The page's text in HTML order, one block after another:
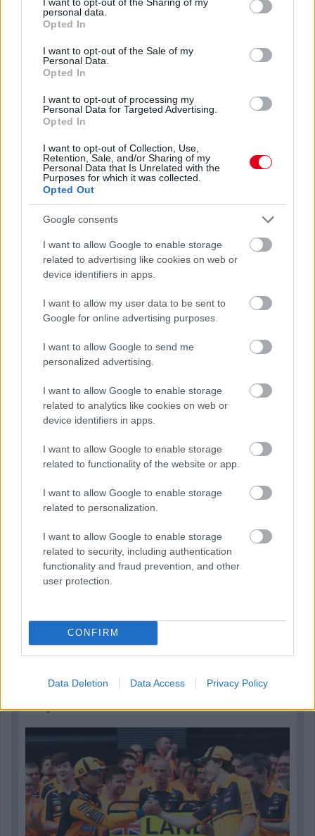
grant or deny consent to Google and its third-party tags to
use your data for below specified purposes in below Google
consent section.
personal data.
Opted In
I want to opt-out of the Sale of my
Personal Data.
Opted In
I want to opt-out of processing my
Personal Data for Targeted Advertising.
Opted In
I want to opt-out of Collection, Use,
Retention, Sale, and/or Sharing of my
Personal Data that Is Unrelated with the
Purposes for which it was collected.
Opted Out
Google consents
I want to allow Google to enable storage
related to advertising like cookies on web or
device identifiers in apps.
I want to allow my user data to be sent to
Google for online advertising purposes.
I want to allow Google to send me
personalized advertising.
I want to allow Google to enable storage
related to analytics like cookies on web or
device identifiers in apps.
I want to allow Google to enable storage
related to functionality of the website or app.
I want to allow Google to enable storage
related to personalization.
I want to allow Google to enable storage
related to security, including authentication
functionality and fraud prevention, and other
user protection.
CONFIRM
Data Deletion Data Access Privacy Policy
A padlástér az otthonunk egyik legizgalmasabb helye lehet,
hiszen rejtett lehetőségeket tartogat.
részletek
Hallgasd meg a Formula Podcast
legfrissebb adását!
Kövess minket a Facebookon
1 órája
Domenicali: Több sprint lesz az F1-ben – de nem
„Lando és Oscar kapcsolata csak még erősebbé vált a
tavalyi év után” – Stella